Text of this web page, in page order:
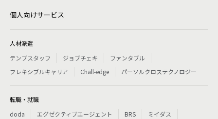
個人向けサービス
人材派遣
テンプスタッフ
ジョブチェキ
ファンタブル
フレキシブルキャリア
Chall-edge パーソルクロステクノロジー
転職・就職
doda
エグゼクティブエージェント BRS
ミイダス